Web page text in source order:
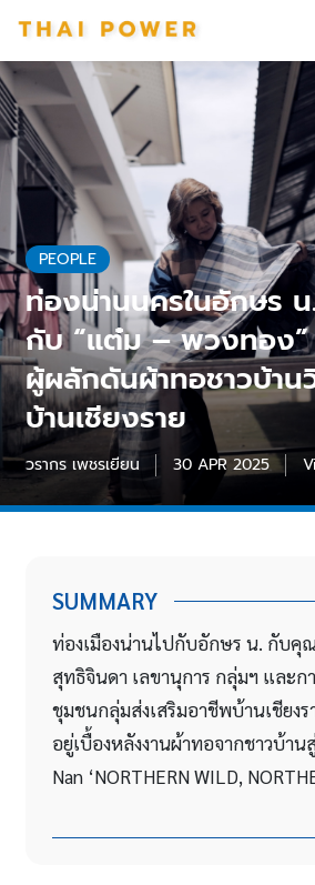
PEOPLE
ท่องน่านนครในอักษร
กับ “แต๋ม – พวงทอง”
ผู้ผลักดันผ้าทอชาวบ้าน
บ้านเชียงราย
วรากร เพชรเยียน 30 APR 2025
SUMMARY
ท่องเมืองน่านไปกับอักษร น. กับคุ
สุทธิจินดา เลขานุการ กลุ่มฯ และก
ชุมชนกลุ่มส่งเสริมอาชีพบ้านเชียง
อยู่เบื้องหลังงานผ้าทอจากชาวบ้าน
Nan ‘NORTHERN WILD,